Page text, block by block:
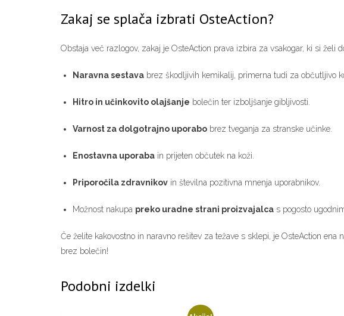
Zakaj se splača izbrati OsteAction?
Obstaja več razlogov, zakaj je OsteAction prava izbira za vsakogar, ki si želi
Naravna sestava brez škodljivih kemikalij, primerna tudi za občutljivo
Hitro in učinkovito olajšanje bolečin ter izboljšanje gibljivosti.
Varnost za dolgotrajno uporabo brez tveganja za stranske učinke.
Enostavna uporaba in prijeten občutek na koži.
Priporočila zdravnikov in številna pozitivna mnenja uporabnikov.
Možnost nakupa preko uradne strani proizvajalca s pogosto
Če želite kakovostno in naravno rešitev za težave s sklepi, je OsteAction
brez bolečin!
Podobni izdelki